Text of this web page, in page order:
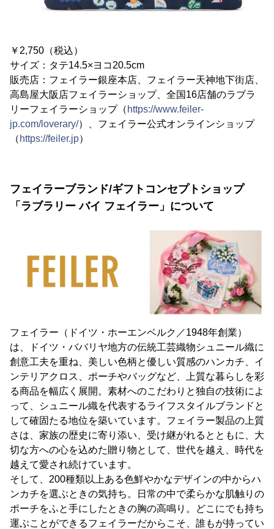
￥2,750（税込）
サイズ：タテ14.5×ヨコ20.5cm
販売店：フェイラー銀座本店、フェイラー天神地下街店、
高島屋大阪店フェイラーショップ、全国16店舗のラブラ
リーフェイラーショップ（ https://www.feiler-
jp.com/loverary/）、フェイラー公式オンラインショップ
（ https://feiler.jp）
フェイラーブランド/ギフトコンセプトショップ
「ラブラリー バイ フェイラー」について
フェイラー（ドイツ・ホーエンベルク／1948年創業）
は、ドイツ・ババリヤ地方の伝統工芸織物シュニール織に
創意工夫を重ね、美しい色柄と優しい質感のハンカチ、イ
ンテリアクロス、ポーチやバッグなど、上質な暮らしを彩
る商品を幅広く展開。素材へのこだわりと独自の技術によ
って、シュニール織を代表するライフスタイルブランドと
して確固たる地位を築いています。フェイラー製品の上質
さは、家族の歴史に寄り添い、受け継がれるとともに、大
切な方への心を込めた贈り物として、世代を越え、時代を
越えて愛され続けています。
そして、200種類以上ある色鮮やかなデザインの中からハ
ンカチを選ぶときの気持ち。日常の中で柔らかな肌触りの
ポーチをふと手にしたときの胸の高鳴り。どこにでも持ち
運ぶことができるフェイラーだからこそ、誰もが持ってい